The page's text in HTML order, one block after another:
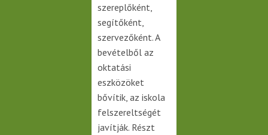
szereplőként,
segítőként,
szervezőként. A
bevételből az
oktatási
eszközöket
bővítik, az iskola
felszereltségét
javítják. Részt